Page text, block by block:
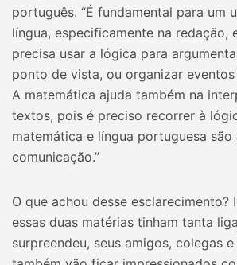
português. “É fundamental para um
língua, especificamente na redação,
precisa usar a lógica para
ponto de vista, ou organizar
A matemática ajuda também na
textos, pois é preciso recorrer à
matemática e língua portuguesa são
comunicação.”
O que achou desse esclarecimento?
essas duas matérias tinham tanta
surpreendeu, seus amigos, colegas